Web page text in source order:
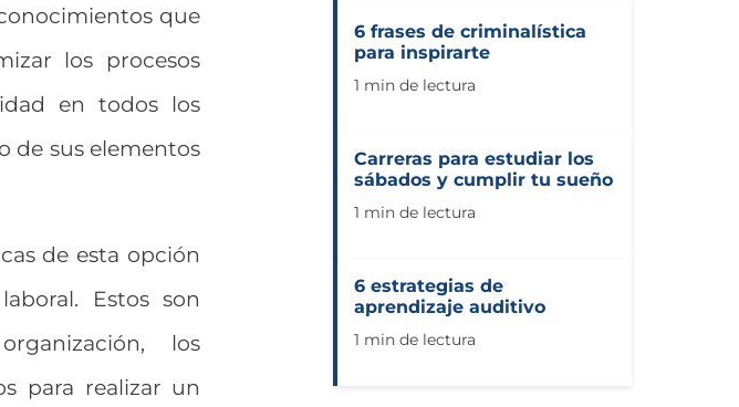
que
los procesos
en todos los
de sus elementos
de esta opción
Estos son
los
para realizar un
6 frases de criminalística
para inspirarte
1 min de lectura
Carreras para estudiar los
sábados y cumplir tu sueño
1 min de lectura
6 estrategias de
aprendizaje auditivo
1 min de lectura